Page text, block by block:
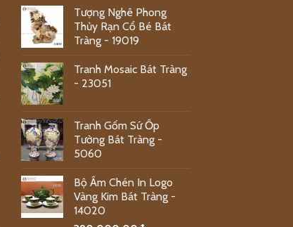
Tượng Nghê Phong
Thủy Rạn Cổ Bé Bát
Tràng - 19019
Tranh Mosaic Bát Tràng
- 23051
Tranh Gốm Sứ Ốp
Tường Bát Tràng -
5060
Bộ Ấm Chén In Logo
Vàng Kim Bát Tràng -
14020